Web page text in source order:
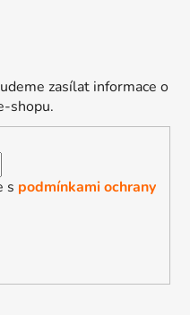
zasílat informace o
shopu.
s podmínkami ochrany